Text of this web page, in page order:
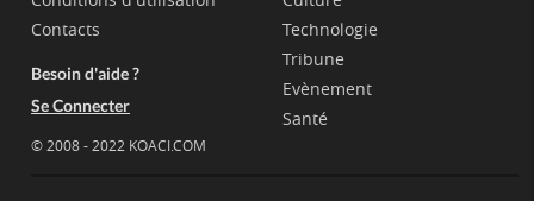
Contacts
Besoin d'aide ?
Se Connecter
© 2008 - 2022 KOACI.COM
Technologie
Tribune
Evènement
Santé